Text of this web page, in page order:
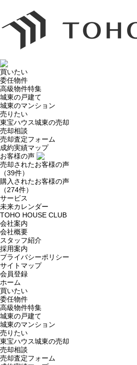
買いたい
委任物件
高級物件特集
城東の戸建て
城東のマンション
売りたい
東宝ハウス城東の売却
売却相談
売却査定フォーム
成約実績マップ
お客様の声
売却されたお客様の声
（39件）
購入されたお客様の声
（274件）
サービス
未来カレンダー
TOHO HOUSE CLUB
会社案内
会社概要
スタッフ紹介
採用案内
プライバシーポリシー
サイトマップ
会員登録
ホーム
買いたい
委任物件
高級物件特集
城東の戸建て
城東のマンション
売りたい
東宝ハウス城東の売却
売却相談
売却査定フォーム